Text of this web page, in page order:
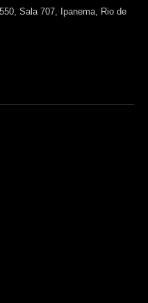
Sala 707, Ipanema, Rio de